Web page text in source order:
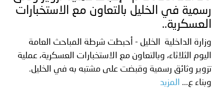
رسمية في الخليل بالتعاون مع الاستخبارات
العسكرية..
وزارة الداخلية الخليل - أحبطت شرطة المباحث العامة
اليوم الثلاثاء، وبالتعاون مع الاستخبارات العسكرية، عملية
تزوير وثائق رسمية وقبضت على مشتبه به في الخليل.
وبناء ع...
المزيد